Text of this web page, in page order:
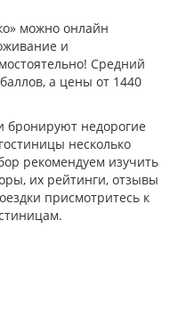
можно онлайн
и
Средний
а цены от 1440
бронируют недорогие
несколько
рекомендуем изучить
их рейтинги, отзывы
присмотритесь к